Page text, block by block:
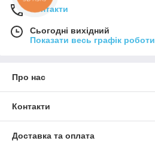
Контакти
Сьогодні вихідний
Показати весь графік роботи
Про нас
Контакти
Доставка та оплата